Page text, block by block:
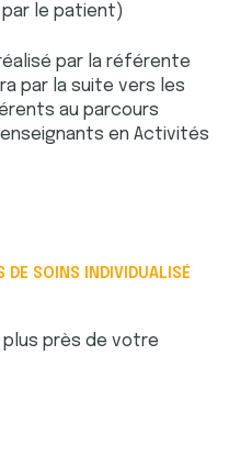
le patient)
par la référente
par la suite vers les
au parcours
en Activités
DE SOINS INDIVIDUALISÉ
près de votre